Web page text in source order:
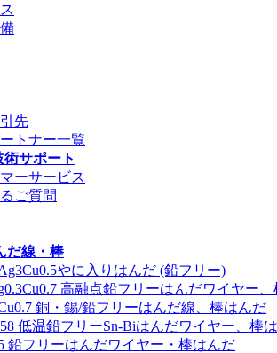
先
トナー一覧
サポート
ーサービス
ご質問
だ線・棒
やに入りはんだ (鉛フリー)
高融点鉛フリーはんだワイヤー
銅・錫/鉛フリーはんだ線、棒はんだ
低温鉛フリーSn-Biはんだワイヤー、棒
鉛フリーはんだワイヤー・棒はんだ